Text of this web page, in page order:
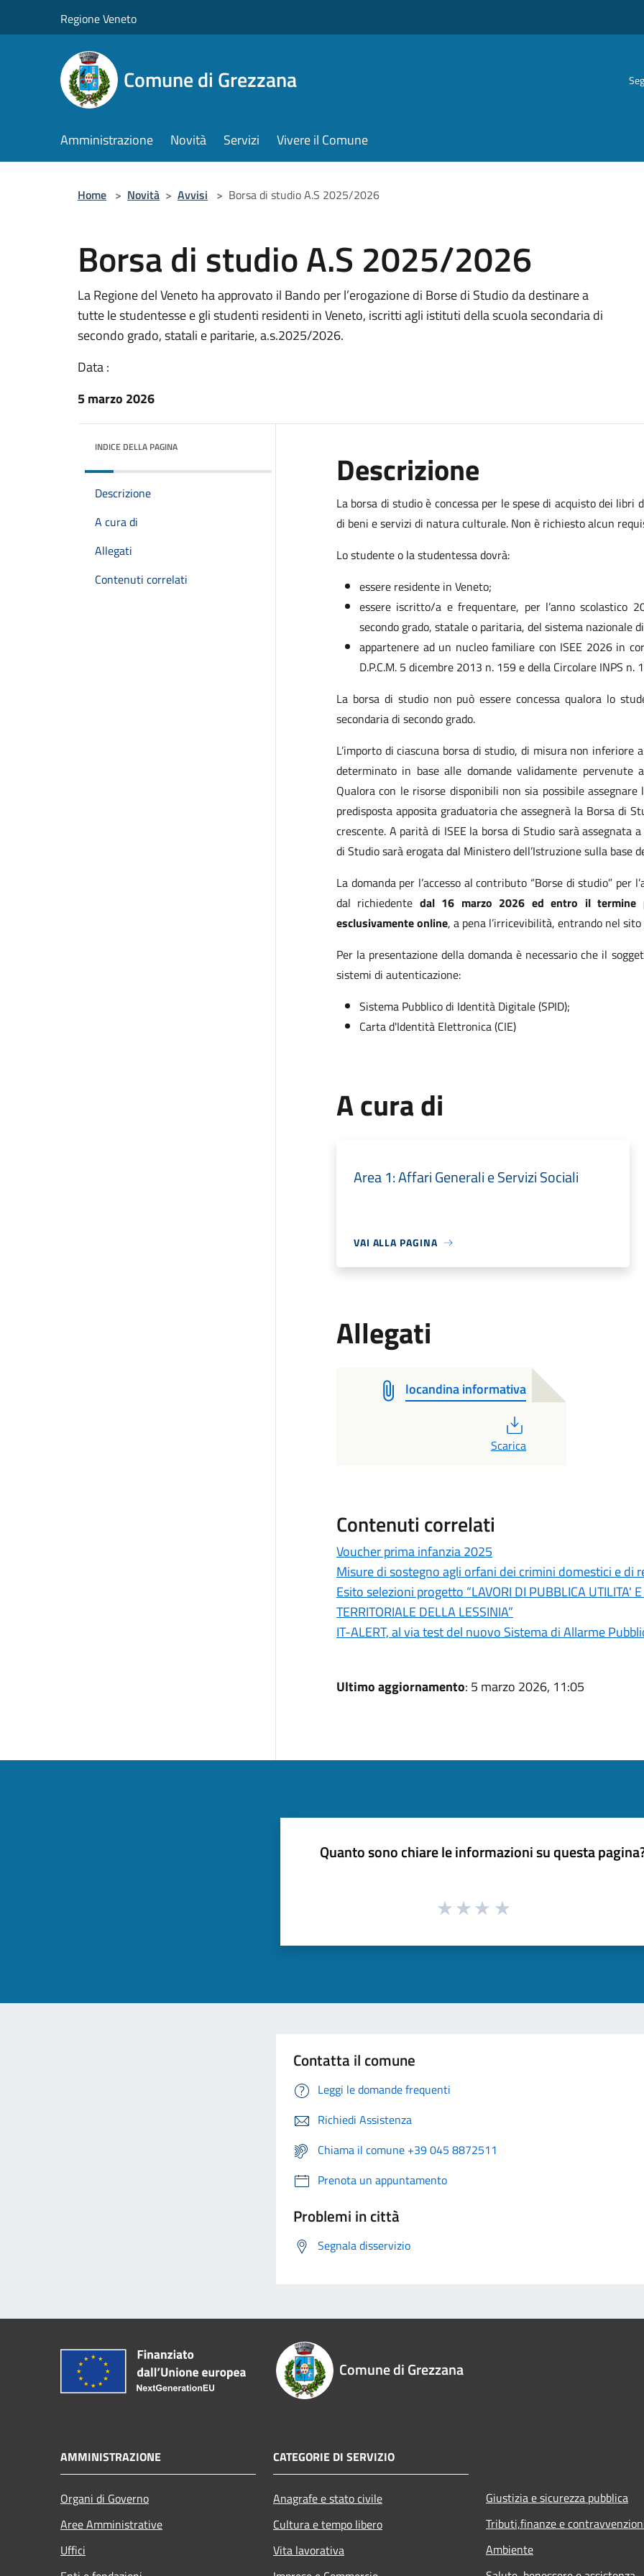
Regione Veneto
Comune di Grezzana
Amministrazione Novità Servizi Vivere il Comune
Home > Novità > Avvisi > Borsa di studio A.S 2025/2026
Borsa di studio A.S 2025/2026
La Regione del Veneto ha approvato il Bando per l’erogazione di Borse di Studio da destinare a
tutte le studentesse e gli studenti residenti in Veneto, iscritti agli istituti della scuola secondaria di
secondo grado, statali e paritarie, a.s.2025/2026.
Data :
5 marzo 2026
INDICE DELLA PAGINA
Descrizione
A cura di
Allegati
Contenuti correlati
Descrizione
La borsa di studio è concessa per le spese di acquisto dei
di beni e servizi di natura culturale. Non è richiesto alcun
Lo studente o la studentessa dovrà:
essere residente in Veneto;
essere iscritto/a e frequentare, per l’anno scolastico
secondo grado, statale o paritaria, del sistema nazionale
appartenere ad un nucleo familiare con ISEE 2026 in
D.P.C.M. 5 dicembre 2013 n. 159 e della Circolare INPS
La borsa di studio non può essere concessa qualora lo
secondaria di secondo grado.
L’importo di ciascuna borsa di studio, di misura non
determinato in base alle domande validamente pervenute
Qualora con le risorse disponibili non sia possibile
predisposta apposita graduatoria che assegnerà la Borsa di
crescente. A parità di ISEE la borsa di Studio sarà assegnata
di Studio sarà erogata dal Ministero dell’Istruzione sulla base
La domanda per l’accesso al contributo “Borse di studio”
dal richiedente dal 16 marzo 2026 ed entro il
esclusivamente online, a pena l’irricevibilità, entrando nel sito
Per la presentazione della domanda è necessario che il
sistemi di autenticazione:
Sistema Pubblico di Identità Digitale (SPID);
Carta d'Identità Elettronica (CIE)
A cura di
Area 1: Affari Generali e Servizi Sociali
VAI ALLA PAGINA
Allegati
locandina informativa
Scarica
Contenuti correlati
Voucher prima infanzia 2025
Misure di sostegno agli orfani dei crimini domestici e di
Esito selezioni progetto “LAVORI DI PUBBLICA UTILITA'
TERRITORIALE DELLA LESSINIA”
IT-ALERT, al via test del nuovo Sistema di Allarme
Ultimo aggiornamento: 5 marzo 2026, 11:05
Quanto sono chiare le informazioni su questa
Contatta il comune
Leggi le domande frequenti
Richiedi Assistenza
Chiama il comune +39 045 8872511
Prenota un appuntamento
Problemi in città
Segnala disservizio
Comune di Grezzana
AMMINISTRAZIONE
Organi di Governo
Aree Amministrative
Uffici
CATEGORIE DI SERVIZIO
Anagrafe e stato civile
Cultura e tempo libero
Vita lavorativa
Giustizia e sicurezza pubblica
Tributi,finanze e
Ambiente